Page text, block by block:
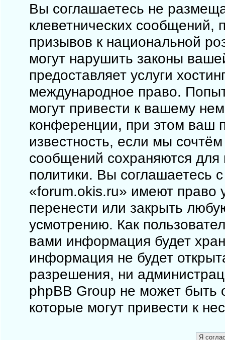
Вы соглашаетесь не
клеветнических сообщений,
призывов к национальной
могут нарушить законы
предоставляет услуги
международное право.
могут привести к вашему
конференции, при этом ваш
известность, если мы
сообщений сохраняются для
политики. Вы соглашаетесь
«forum.okis.ru» имеют право
перенести или закрыть
усмотрению. Как
вами информация будет
информация не будет
разрешения, ни
phpBB Group не может быть
которые могут привести к